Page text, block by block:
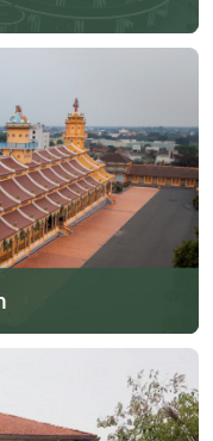
yêu trải nghiệm và
du lịch ở Tây Ninh
dựng bị gián đoạn, mãi